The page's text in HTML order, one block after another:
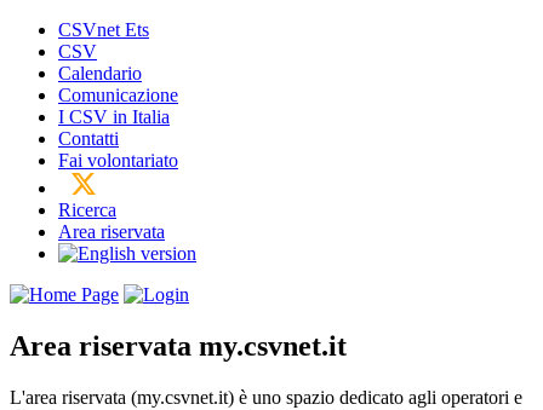
CSVnet Ets
CSV
Calendario
Comunicazione
I CSV in Italia
Contatti
Fai volontariato
Ricerca
Area riservata
Area riservata my.csvnet.it
L'area riservata (my.csvnet.it) è uno spazio dedicato agli operatori e